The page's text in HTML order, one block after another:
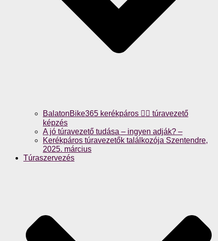
BalatonBike365 kerékpáros 🚴‍♀️ túravezető
képzés
A jó túravezető tudása – ingyen adják? –
Kerékpáros túravezetők találkozója Szentendre,
2025. március
Túraszervezés